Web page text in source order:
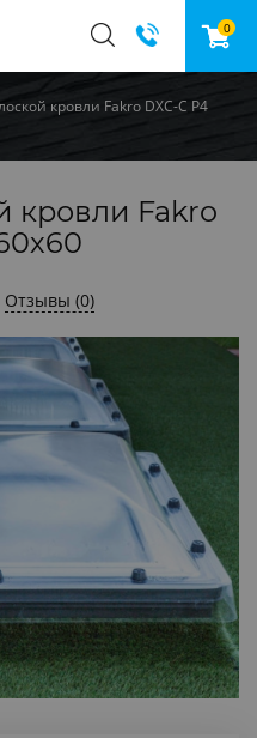
0
кровли Fakro DXC-C P4
кровли Fakro
Отзывы (0)